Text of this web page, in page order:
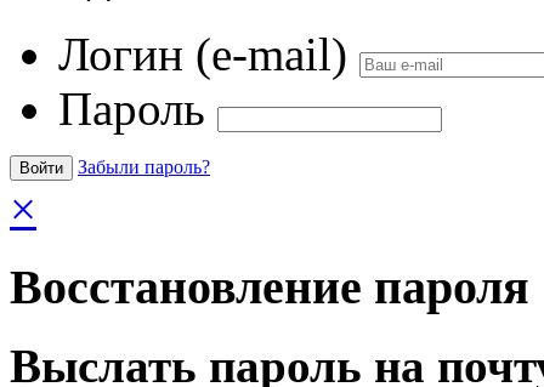
Логин (e-mail)
Пароль
Забыли пароль?
×
Восстановление пароля
Выслать пароль на